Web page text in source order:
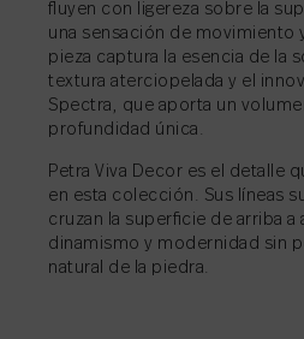
ﬂuyen con ligereza sobre la
una sensación de movimiento
pieza captura la esencia de la
textura aterciopelada y el
Spectra, que aporta un
profundidad única.
Petra Viva Decor es el detalle
en esta colección. Sus líneas
cruzan la superﬁcie de arriba a
dinamismo y modernidad sin
natural de la piedra.